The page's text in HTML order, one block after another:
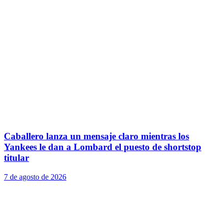
Caballero lanza un mensaje claro mientras los
Yankees le dan a Lombard el puesto de shortstop
titular
7 de agosto de 2026